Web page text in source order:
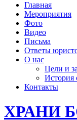
Главная
Мероприятия
Фото
Видео
Письма
Ответы
О нас
Цели и
История
Контакты
ХРАНИ